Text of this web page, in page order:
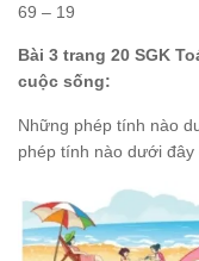
69 – 19
Bài 3 trang 20 SGK
cuộc sống:
Những phép tính nào
phép tính nào dưới